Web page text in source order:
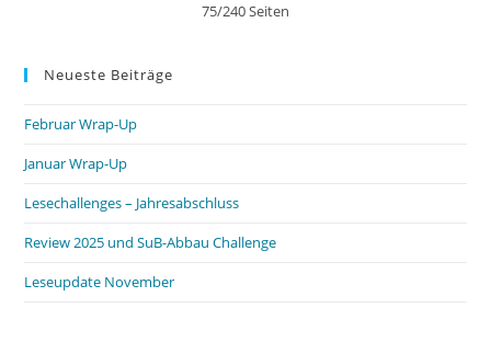
75/240 Seiten
Neueste Beiträge
Februar Wrap-Up
Januar Wrap-Up
Lesechallenges – Jahresabschluss
Review 2025 und SuB-Abbau Challenge
Leseupdate November